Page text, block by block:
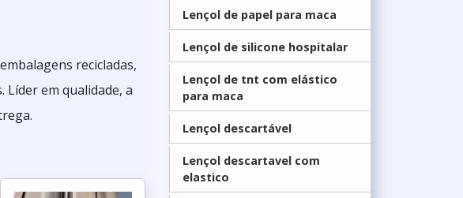
recicladas,
em qualidade, a
Lençol de papel para maca
Lençol de silicone hospitalar
Lençol de tnt com elástico
para maca
Lençol descartável
Lençol descartavel com
elastico